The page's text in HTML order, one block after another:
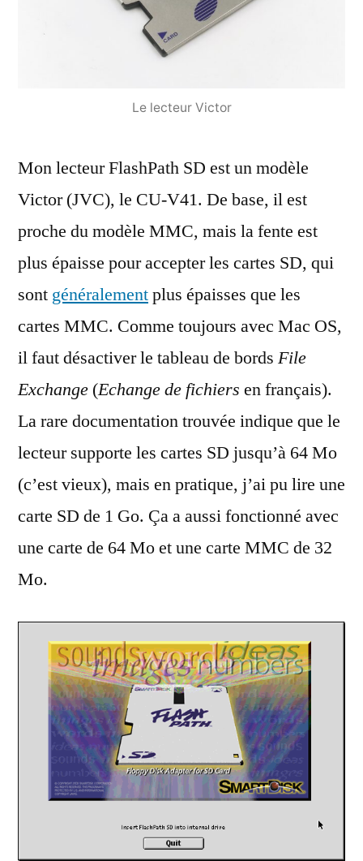
Le lecteur Victor
Mon lecteur FlashPath SD est un modèle
Victor (JVC), le CU-V41. De base, il est
proche du modèle MMC, mais la fente est
plus épaisse pour accepter les cartes SD, qui
sont généralementplus épaisses que les
cartes MMC. Comme toujours avec Mac OS,
il faut désactiver le tableau de bords File
Exchange (Echange de fichiers en français).
La rare documentation trouvée indique que le
lecteur supporte les cartes SD jusqu’à 64 Mo
(c’est vieux), mais en pratique, j’ai pu lire une
carte SD de 1 Go. Ça a aussi fonctionné avec
une carte de 64 Mo et une carte MMC de 32
Mo.